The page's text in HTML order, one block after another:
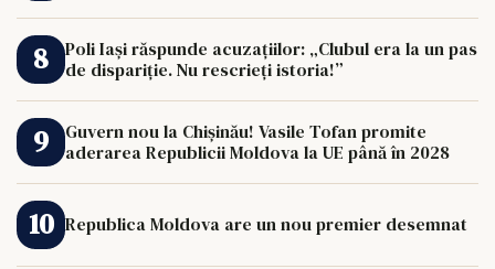
Poli Iași răspunde acuzațiilor: „Clubul era la un pas
de dispariție. Nu rescrieți istoria!”
Guvern nou la Chișinău! Vasile Tofan promite
aderarea Republicii Moldova la UE până în 2028
Republica Moldova are un nou premier desemnat